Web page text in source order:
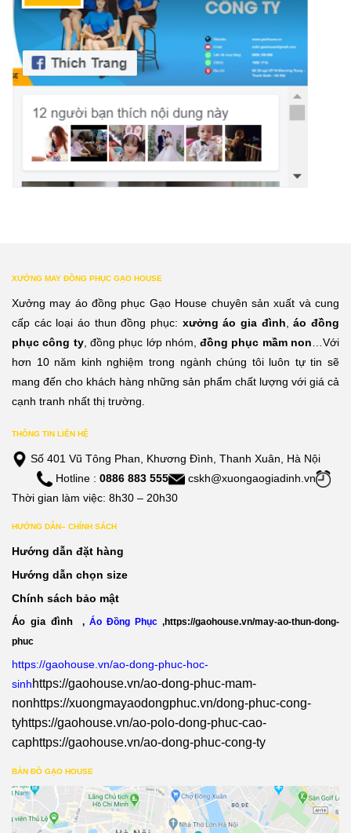
XƯỞNG MAY ĐỒNG PHỤC GẠO HOUSE
Xưởng may áo đồng phục Gạo House chuyên sản xuất và cung
cấp các loại áo thun đồng phục: xưởng áo gia đình ,áo đồng
phục công ty, đồng phục lớp nhóm,đồng phục mầm non …Với
hơn 10 năm kinh nghiệm trong ngành chúng tôi luôn tự tin sẽ
mang đến cho khách hàng những sản phẩm chất lượng với giá cả
cạnh tranh nhất thị trường.
THÔNG TIN LIÊN HỆ
Số 401 Vũ Tông Phan, Khương Đình, Thanh Xuân, Hà Nội
Hotline : 0886 883 555
cskh@xuongaogiadinh.vn
Thời gian làm việc: 8h30 – 20h30
HƯỚNG DẪN– CHÍNH SÁCH
Hướng dẫn đặt hàng
Hướng dẫn chọn size
Chính sách bảo mật
Áo gia đình , Áo Đồng Phục ,https://gaohouse.vn/may-ao-thun-dong-
phuc
https://gaohouse.vn/ao-dong-phuc-hoc-
sinhhttps://gaohouse.vn/ao-dong-phuc-mam-
nonhttps://xuongmayaodongphuc.vn/dong-phuc-cong-
tyhttps://gaohouse.vn/ao-polo-dong-phuc-cao-
caphttps://gaohouse.vn/ao-dong-phuc-cong-ty
BẢN ĐỒ GẠO HOUSE